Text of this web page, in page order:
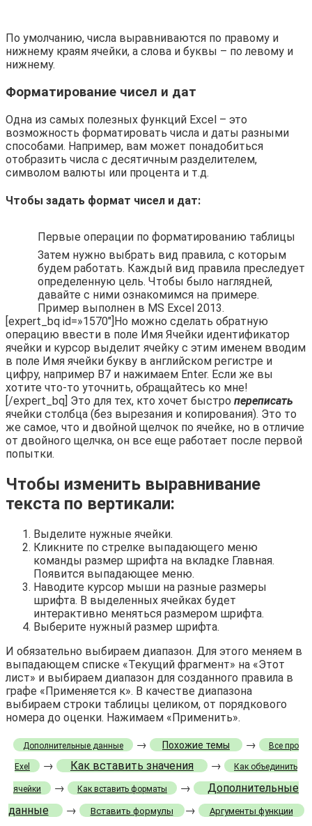
По умолчанию, числа выравниваются по правому и
нижнему краям ячейки, а слова и буквы – по левому и
нижнему.
Форматирование чисел и дат
Одна из самых полезных функций Excel – это
возможность форматировать числа и даты разными
способами. Например, вам может понадобиться
отобразить числа с десятичным разделителем,
символом валюты или процента и т.д.
Чтобы задать формат чисел и дат:
Первые операции по форматированию таблицы
Затем нужно выбрать вид правила, с которым
будем работать. Каждый вид правила преследует
определенную цель. Чтобы было наглядней,
давайте с ними ознакомимся на примере. ​
Пример выполнен в MS Excel 2013.
[expert_bq id=»1570″]Но можно сделать обратную
операцию ввести в поле Имя Ячейки идентификатор
ячейки и курсор выделит ячейку с этим именем вводим
в поле Имя ячейки букву в английском регистре и
цифру, например B7 и нажимаем Enter. Если же вы
хотите что-то уточнить, обращайтесь ко мне!
[/expert_bq] Это для тех, кто хочет быстро переписать
ячейки столбца (без вырезания и копирования). Это то
же самое, что и двойной щелчок по ячейке, но в отличие
от двойного щелчка, он все еще работает после первой
попытки.
Чтобы изменить выравнивание
текста по вертикали:
Выделите нужные ячейки.
Кликните по стрелке выпадающего меню
команды размер шрифта на вкладке Главная.
Появится выпадающее меню.
Наводите курсор мыши на разные размеры
шрифта. В выделенных ячейках будет
интерактивно меняться размером шрифта.
Выберите нужный размер шрифта.
И обязательно выбираем диапазон. Для этого меняем в
выпадающем списке «Текущий фрагмент» на «Этот
лист» и выбираем диапазон для созданного правила в
графе «Применяется к». В качестве диапазона
выбираем строки таблицы целиком, от порядкового
номера до оценки. Нажимаем «Применить».
Дополнительные данные → Похожие темы → Все про
Exel → Как вставить значения → Как объединить
ячейки → Как вставить форматы →
Дополнительные
данные
→ Вставить формулы → Аргументы функции